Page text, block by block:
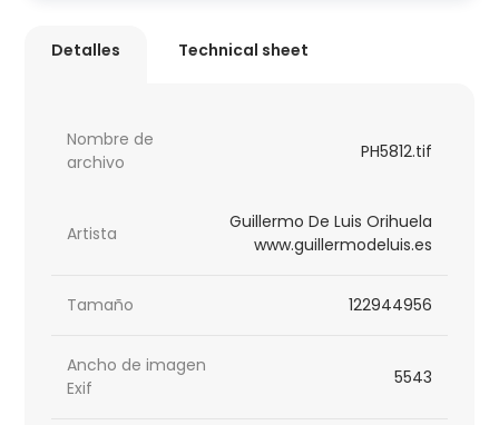
Detalles Technical sheet
Nombre de
archivo
PH5812.tif
Artista
Guillermo De Luis Orihuela
www.guillermodeluis.es
Tamaño 122944956
Ancho de imagen
Exif
5543